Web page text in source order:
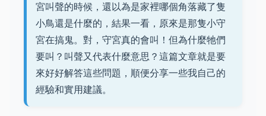
宮叫聲的時候，還以為是家裡哪個角落藏了隻
小鳥還是什麼的，結果一看，原來是那隻小守
宮在搞鬼。對，守宮真的會叫！但為什麼牠們
要叫？叫聲又代表什麼意思？這篇文章就是要
來好好解答這些問題，順便分享一些我自己的
經驗和實用建議。